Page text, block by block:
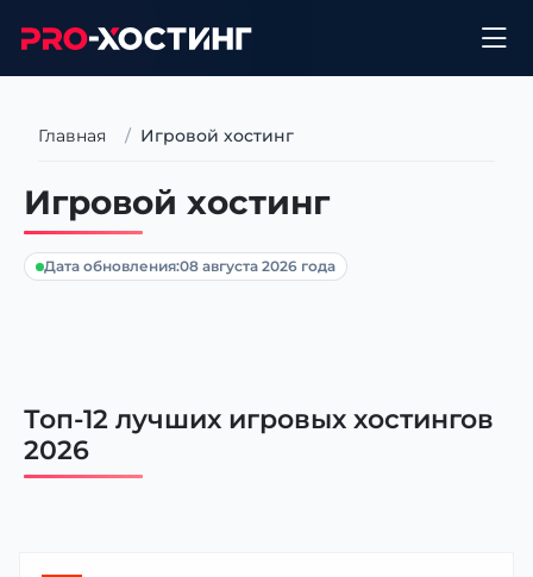
Главная Игровой хостинг
Игровой хостинг
Дата обновления:08 августа 2026 года
Топ-12 лучших игровых хостингов
2026